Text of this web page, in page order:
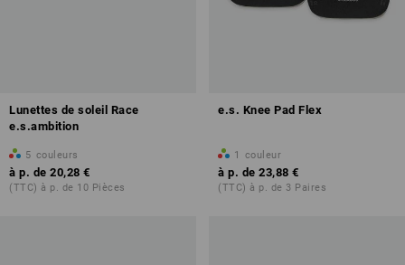
Lunettes de soleil Race
e.s.ambition
5 couleurs
à p. de 20,28 €
(TTC) à p. de 10 Pièces
e.s. Knee Pad Flex
1 couleur
à p. de 23,88 €
(TTC) à p. de 3 Paires